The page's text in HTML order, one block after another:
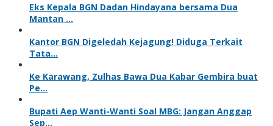
Eks Kepala BGN Dadan Hindayana bersama Dua
Mantan …
Kantor BGN Digeledah Kejagung! Diduga Terkait
Tata…
Ke Karawang, Zulhas Bawa Dua Kabar Gembira buat
Pe…
Bupati Aep Wanti-Wanti Soal MBG: Jangan Anggap
Sep…